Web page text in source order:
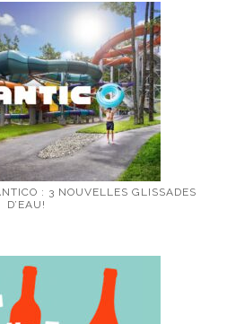
: 3 NOUVELLES GLISSADES
D’EAU!